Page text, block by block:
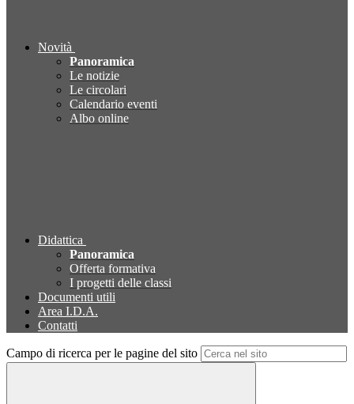
Novità
Panoramica
Le notizie
Le circolari
Calendario eventi
Albo online
Didattica
Panoramica
Offerta formativa
I progetti delle classi
Documenti utili
Area I.D.A.
Contatti
Campo di ricerca per le pagine del sito